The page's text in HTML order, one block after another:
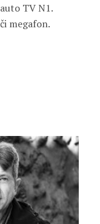
TV N1.
megafon.